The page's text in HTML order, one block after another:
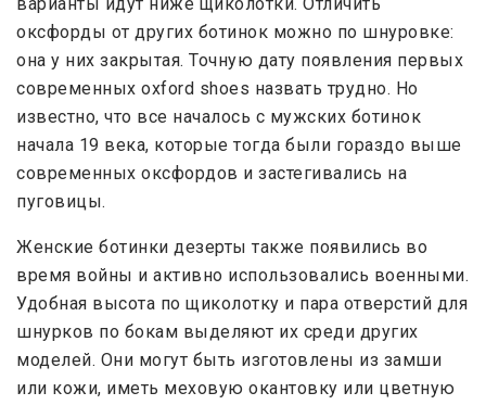
варианты идут ниже щиколотки. Отличить
оксфорды от других ботинок можно по шнуровке:
она у них закрытая. Точную дату появления первых
современных oxford shoes назвать трудно. Но
известно, что все началось с мужских ботинок
начала 19 века, которые тогда были гораздо выше
современных оксфордов и застегивались на
пуговицы.
Женские ботинки дезерты также появились во
время войны и активно использовались военными.
Удобная высота по щиколотку и пара отверстий для
шнурков по бокам выделяют их среди других
моделей. Они могут быть изготовлены из замши
или кожи, иметь меховую окантовку или цветную